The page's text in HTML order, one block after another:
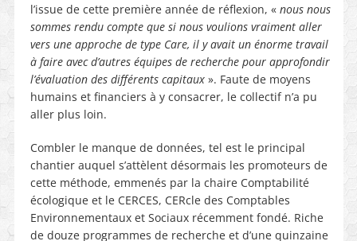
l’issue de cette première année de réflexion, « nous nous
sommes rendu compte que si nous voulions vraiment aller
vers une approche de type Care, il y avait un énorme travail
à faire avec d’autres équipes de recherche pour approfondir
l’évaluation des différents capitaux». Faute de moyens
humains et financiers à y consacrer, le collectif n’a pu
aller plus loin.
Combler le manque de données, tel est le principal
chantier auquel s’attèlent désormais les promoteurs de
cette méthode, emmenés par la chaire Comptabilité
écologique et le CERCES, CERcle des Comptables
Environnementaux et Sociaux récemment fondé. Riche
de douze programmes de recherche et d’une quinzaine